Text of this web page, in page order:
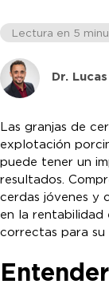
Lectura en 5
Dr.
Las granjas de
explotación
puede tener un
resultados.
cerdas jóvenes y
en la rentabilidad
correctas para